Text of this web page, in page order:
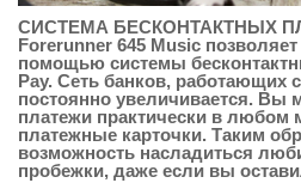
СИСТЕМА БЕСКОНТАКТНЫХ
Forerunner 645 Music
помощью системы
Pay. Сеть банков, работающих
постоянно увеличивается. Вы
платежи практически в любом
платежные карточки. Таким
возможность насладиться
пробежки, даже если вы